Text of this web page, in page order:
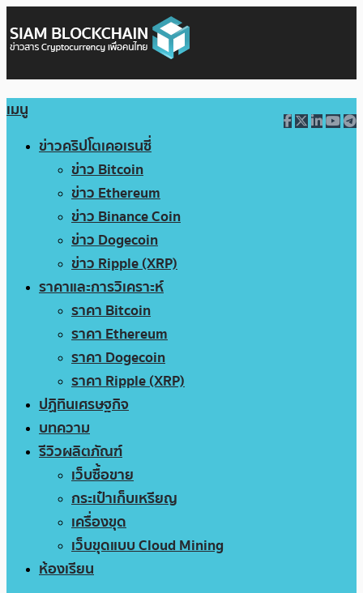
เมนู
ข่าวคริปโตเคอเรนซี่
ข่าว Bitcoin
ข่าว Ethereum
ข่าว Binance Coin
ข่าว Dogecoin
ข่าว Ripple (XRP)
ราคาและการวิเคราะห์
ราคา Bitcoin
ราคา Ethereum
ราคา Dogecoin
ราคา Ripple (XRP)
ปฏิทินเศรษฐกิจ
บทความ
รีวิวผลิตภัณฑ์
เว็บซื้อขาย
กระเป๋าเก็บเหรียญ
เครื่องขุด
เว็บขุดแบบ Cloud Mining
ห้องเรียน